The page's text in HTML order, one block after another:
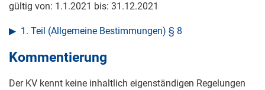
gültig von: 1.1.2021 bis: 31.12.2021
1. Teil (Allgemeine Bestimmungen) § 8
Kommentierung
Der KV kennt keine inhaltlich eigenständigen Regelungen